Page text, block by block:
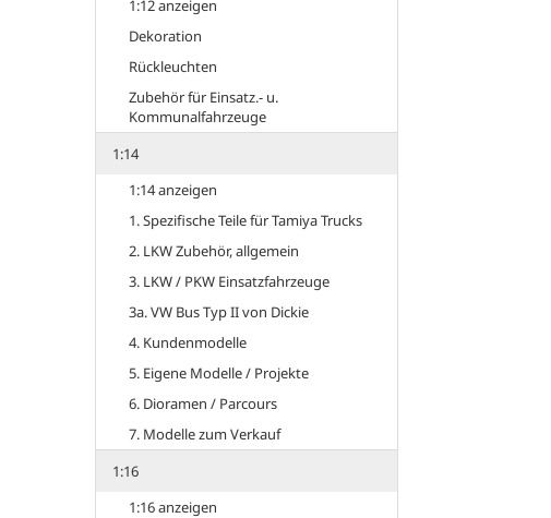
1:12 anzeigen
Dekoration
Rückleuchten
Zubehör für Einsatz.- u.
Kommunalfahrzeuge
1:14
1:14 anzeigen
1. Spezifische Teile für Tamiya Trucks
2. LKW Zubehör, allgemein
3. LKW / PKW Einsatzfahrzeuge
3a. VW Bus Typ II von Dickie
4. Kundenmodelle
5. Eigene Modelle / Projekte
6. Dioramen / Parcours
7. Modelle zum Verkauf
1:16
1:16 anzeigen